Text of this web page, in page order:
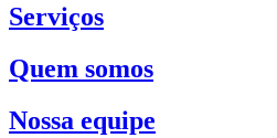
Serviços
Quem somos
Nossa equipe